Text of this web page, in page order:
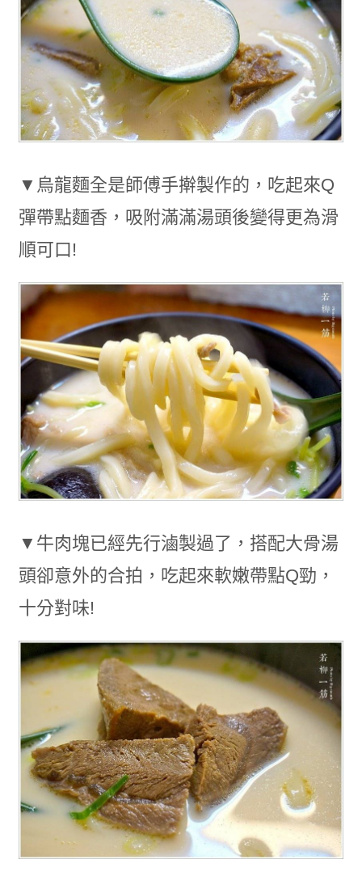
▼烏龍麵全是師傅手擀製作的，吃起來Q
彈帶點麵香，吸附滿滿湯頭後變得更為滑
順可口!
▼牛肉塊已經先行滷製過了，搭配大骨湯
頭卻意外的合拍，吃起來軟嫩帶點Q勁，
十分對味!